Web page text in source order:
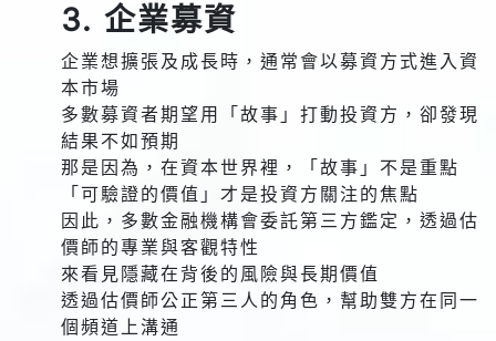
3. 企業募資
企業想擴張及成長時，通常會以募資方式進入資
本市場
多數募資者期望用「故事」打動投資方，卻發現
結果不如預期
那是因為，在資本世界裡，「故事」不是重點
「可驗證的價值」才是投資方關注的焦點
因此，多數金融機構會委託第三方鑑定，透過估
價師的專業與客觀特性
來看見隱藏在背後的風險與長期價值
透過估價師公正第三人的角色，幫助雙方在同一
個頻道上溝通